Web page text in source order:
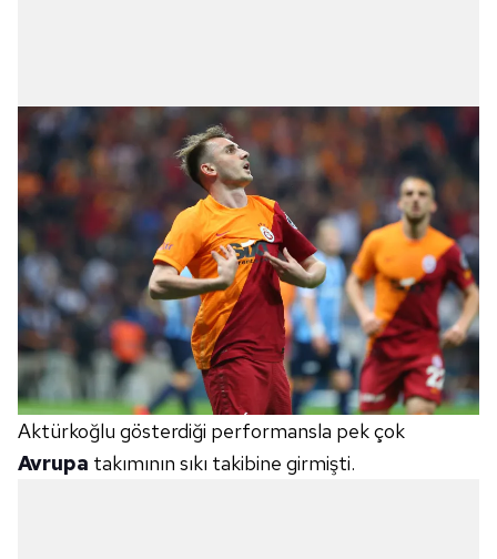
Aktürkoğlu gösterdiği performansla pek çok
Avrupa takımının sıkı takibine girmişti.